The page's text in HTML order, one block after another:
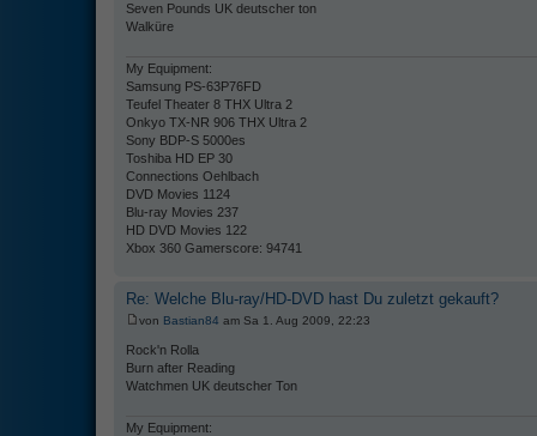
Seven Pounds UK deutscher ton
Walküre
My Equipment:
Samsung PS-63P76FD
Teufel Theater 8 THX Ultra 2
Onkyo TX-NR 906 THX Ultra 2
Sony BDP-S 5000es
Toshiba HD EP 30
Connections Oehlbach
DVD Movies 1124
Blu-ray Movies 237
HD DVD Movies 122
Xbox 360 Gamerscore: 94741
Re: Welche Blu-ray/HD-DVD hast Du zuletzt gekauft?
von Bastian84 am Sa 1. Aug 2009, 22:23
Rock'n Rolla
Burn after Reading
Watchmen UK deutscher Ton
My Equipment: